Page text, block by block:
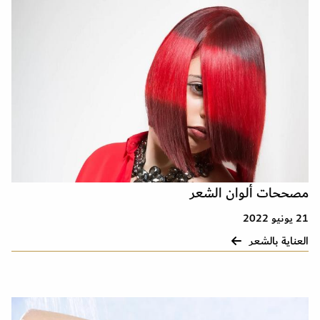
مصححات ألوان الشعر
21 يونيو 2022
العناية بالشعر